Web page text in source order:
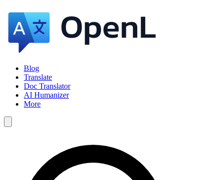
Blog
Translate
Doc Translator
AI Humanizer
More